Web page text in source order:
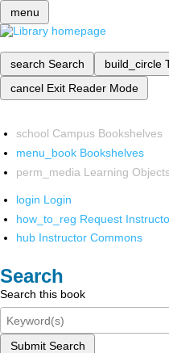
menu
search Search build_circle
cancel Exit Reader Mode
school Campus Bookshelves
menu_book Bookshelves
perm_media Learning
login Login
how_to_reg Request
hub Instructor Commons
Search
Search this book
Submit Search